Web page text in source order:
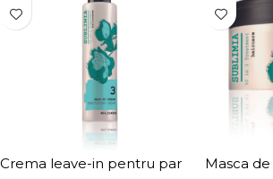
Crema leave-in pentru par
Masca